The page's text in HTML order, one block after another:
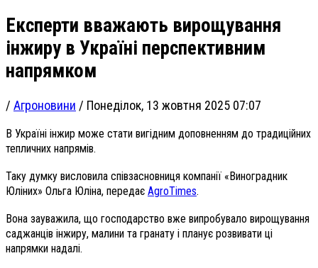
Експерти вважають вирощування
інжиру в Україні перспективним
напрямком
/ Агроновини / Понеділок, 13 жовтня 2025 07:07
В Україні інжир може стати вигідним доповненням до традиційних
тепличних напрямів.
Таку думку висловила співзасновниця компанії «Виноградник
Юліних» Ольга Юліна, передає AgroTimes.
Вона зауважила, що господарство вже випробувало вирощування
саджанців інжиру, малини та гранату і планує розвивати ці
напрямки надалі.